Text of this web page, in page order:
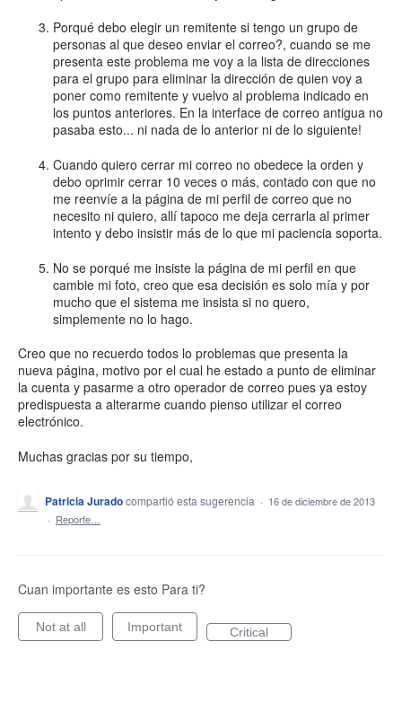
Porqué debo elegir un remitente si tengo un grupo de
personas al que deseo enviar el correo?, cuando se me
presenta este problema me voy a la lista de direcciones
para el grupo para eliminar la dirección de quien voy a
poner como remitente y vuelvo al problema indicado en
los puntos anteriores. En la interface de correo antigua no
pasaba esto... ni nada de lo anterior ni de lo siguiente!
Cuando quiero cerrar mi correo no obedece la orden y
debo oprimir cerrar 10 veces o más, contado con que no
me reenvíe a la página de mi perfil de correo que no
necesito ni quiero, allí tapoco me deja cerrarla al primer
intento y debo insistir más de lo que mi paciencia soporta.
No se porqué me insiste la página de mi perfil en que
cambie mi foto, creo que esa decisión es solo mía y por
mucho que el sistema me insista si no quero,
simplemente no lo hago.
Creo que no recuerdo todos lo problemas que presenta la
nueva página, motivo por el cual he estado a punto de eliminar
la cuenta y pasarme a otro operador de correo pues ya estoy
predispuesta a alterarme cuando pienso utilizar el correo
electrónico.
Muchas gracias por su tiempo,
Patricia Juradocompartió esta sugerencia · 16 de diciembre de 2013
· Reporte…
Cuan importante es esto Para ti?
Not at all Important Critical